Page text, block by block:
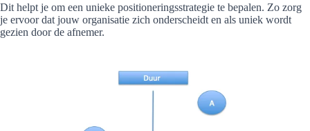
Dit helpt je om een unieke positioneringsstrategie te bepalen. Zo zorg
je ervoor dat jouw organisatie zich onderscheidt en als uniek wordt
gezien door de afnemer.